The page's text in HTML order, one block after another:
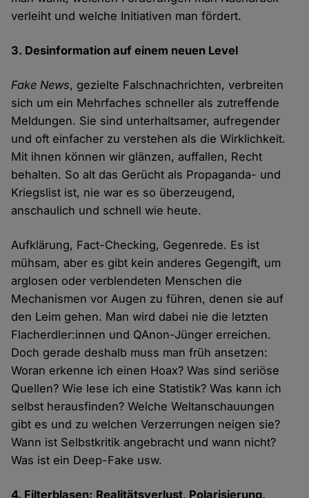
verleiht und welche Initiativen man fördert.
3. Desinformation auf einem neuen Level
Fake News, gezielte Falschnachrichten, verbreiten
sich um ein Mehrfaches schneller als zutreffende
Meldungen. Sie sind unterhaltsamer, aufregender
und oft einfacher zu verstehen als die Wirklichkeit.
Mit ihnen können wir glänzen, auffallen, Recht
behalten. So alt das Gerücht als Propaganda- und
Kriegslist ist, nie war es so überzeugend,
anschaulich und schnell wie heute.
Aufklärung, Fact-Checking, Gegenrede. Es ist
mühsam, aber es gibt kein anderes Gegengift, um
arglosen oder verblendeten Menschen die
Mechanismen vor Augen zu führen, denen sie auf
den Leim gehen. Man wird dabei nie die letzten
Flacherdler:innen und QAnon-Jünger erreichen.
Doch gerade deshalb muss man früh ansetzen:
Woran erkenne ich einen Hoax? Was sind seriöse
Quellen? Wie lese ich eine Statistik? Was kann ich
selbst herausfinden? Welche Weltanschauungen
gibt es und zu welchen Verzerrungen neigen sie?
Wann ist Selbstkritik angebracht und wann nicht?
Was ist ein Deep-Fake usw.
4. Filterblasen: Realitätsverlust, Polarisierung,